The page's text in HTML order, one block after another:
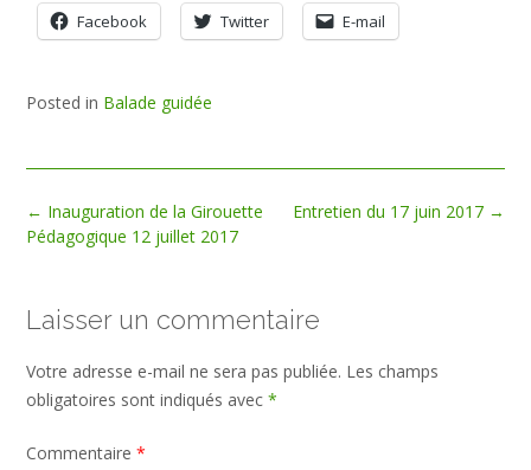
Facebook Twitter E-mail
Posted in Balade guidée
Post
navigation
Entretien du 17 juin 2017 →
← Inauguration de la Girouette
Pédagogique 12 juillet 2017
Laisser un commentaire
Votre adresse e-mail ne sera pas publiée. Les champs
obligatoires sont indiqués avec *
Commentaire *